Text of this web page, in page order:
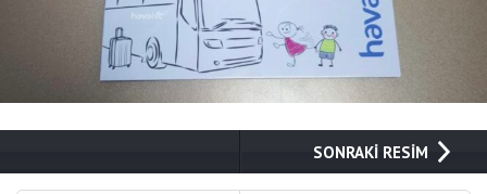
SONRAKİ RESİM